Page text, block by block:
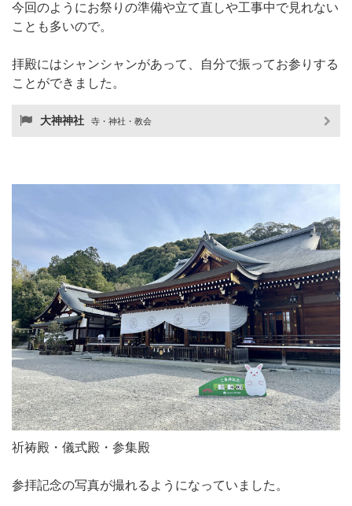
今回のようにお祭りの準備や立て直しや工事中で見れない
ことも多いので。
拝殿にはシャンシャンがあって、自分で振ってお参りする
ことができました。
大神神社 寺・神社・教会
祈祷殿・儀式殿・参集殿
参拝記念の写真が撮れるようになっていました。